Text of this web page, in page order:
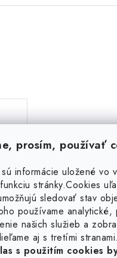
prosím, používať
informácie uložené vo
stránky.Cookies
sledovať stav
používame
našich služieb a
aj s tretími stranami.
s použitím cookies